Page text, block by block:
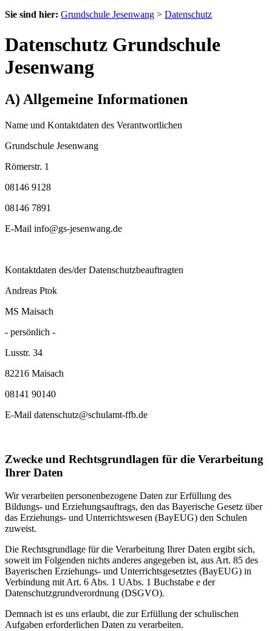
Sie sind hier: Grundschule Jesenwang > Datenschutz
Datenschutz Grundschule
Jesenwang
A) Allgemeine Informationen
Name und Kontaktdaten des Verantwortlichen
Grundschule Jesenwang
Römerstr. 1
08146 9128
08146 7891
E-Mail info@gs-jesenwang.de
Kontaktdaten des/der Datenschutzbeauftragten
Andreas Ptok
MS Maisach
- persönlich -
Lusstr. 34
82216 Maisach
08141 90140
E-Mail datenschutz@schulamt-ffb.de
Zwecke und Rechtsgrundlagen für die Verarbeitung
Ihrer Daten
Wir verarbeiten personenbezogene Daten zur Erfüllung des
Bildungs- und Erziehungsauftrags, den das Bayerische Gesetz über
das Erziehungs- und Unterrichtswesen (BayEUG) den Schulen
zuweist.
Die Rechtsgrundlage für die Verarbeitung Ihrer Daten ergibt sich,
soweit im Folgenden nichts anderes angegeben ist, aus Art. 85 des
Bayerischen Erziehungs- und Unterrichtsgesetztes (BayEUG) in
Verbindung mit Art. 6 Abs. 1 UAbs. 1 Buchstabe e der
Datenschutzgrundverordnung (DSGVO).
Demnach ist es uns erlaubt, die zur Erfüllung der schulischen
Aufgaben erforderlichen Daten zu verarbeiten.